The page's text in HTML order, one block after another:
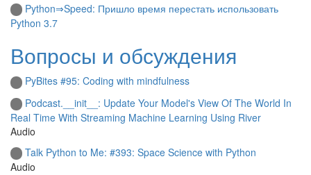
Python⇒Speed: Пришло время перестать использовать
Python 3.7
Вопросы и обсуждения
PyBites #95: Coding with mindfulness
Podcast.__init__: Update Your Model's View Of The World In
Real Time With Streaming Machine Learning Using River
Audio
Talk Python to Me: #393: Space Science with Python
Audio